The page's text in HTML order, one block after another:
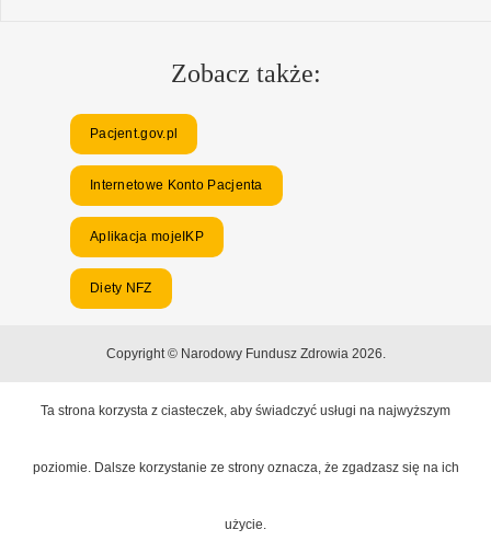
Zobacz także:
Pacjent.gov.pl
Internetowe Konto Pacjenta
Aplikacja mojeIKP
Diety NFZ
Copyright © Narodowy Fundusz Zdrowia 2026.
Ta strona korzysta z ciasteczek, aby świadczyć usługi na najwyższym
poziomie. Dalsze korzystanie ze strony oznacza, że zgadzasz się na ich
użycie.